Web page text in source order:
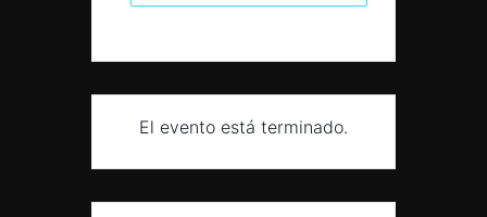
El evento está terminado.